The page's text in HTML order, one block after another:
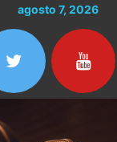
agosto 7, 2026